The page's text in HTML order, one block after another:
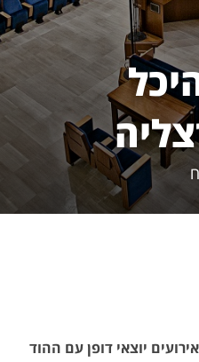
יוצאי דופן עם ההוד